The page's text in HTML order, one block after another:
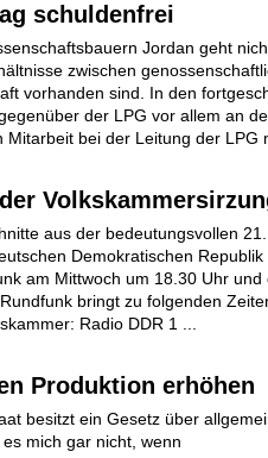
schuldenfrei
Jordan geht
zwischen
vorhanden sind. In den
der LPG vor allem an
Mitarbeit bei der Leitung der LPG
aus der bedeutungsvollen
Demokratischen
am Mittwoch um 18.30 Uhr und
bringt zu folgenden
Radio DDR 1 ...
Produktion erhöhen
besitzt ein Gesetz über
mich gar nicht, wenn